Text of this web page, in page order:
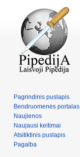
Pagrindinis puslapis
Bendruomenės portalas
Naujienos
Naujausi keitimai
Atsitiktinis puslapis
Pagalba